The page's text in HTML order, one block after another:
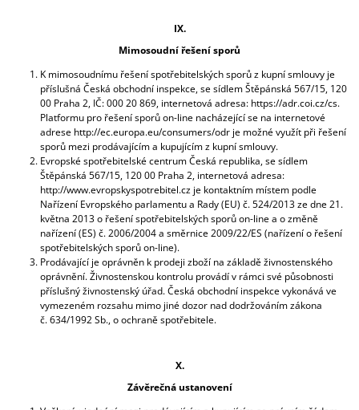
IX.
Mimosoudní řešení sporů
K mimosoudnímu řešení spotřebitelských sporů z kupní smlouvy je
příslušná Česká obchodní inspekce, se sídlem Štěpánská 567/15, 120
00 Praha 2, IČ: 000 20 869, internetová adresa: https://adr.coi.cz/cs.
Platformu pro řešení sporů on-line nacházející se na internetové
adrese http://ec.europa.eu/consumers/odr je možné využít při řešení
sporů mezi prodávajícím a kupujícím z kupní smlouvy.
Evropské spotřebitelské centrum Česká republika, se sídlem
Štěpánská 567/15, 120 00 Praha 2, internetová adresa:
http://www.evropskyspotrebitel.cz je kontaktním místem podle
Nařízení Evropského parlamentu a Rady (EU) č. 524/2013 ze dne 21.
května 2013 o řešení spotřebitelských sporů on-line a o změně
nařízení (ES) č. 2006/2004 a směrnice 2009/22/ES (nařízení o řešení
spotřebitelských sporů on-line).
Prodávající je oprávněn k prodeji zboží na základě živnostenského
oprávnění. Živnostenskou kontrolu provádí v rámci své působnosti
příslušný živnostenský úřad. Česká obchodní inspekce vykonává ve
vymezeném rozsahu mimo jiné dozor nad dodržováním zákona
č. 634/1992 Sb., o ochraně spotřebitele.
X.
Závěrečná ustanovení